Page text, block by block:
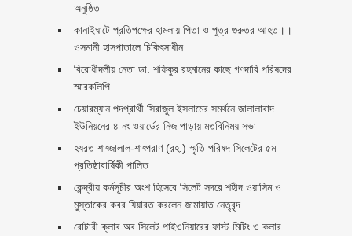
অনুষ্ঠিত
কানাইঘাটে প্রতিপক্ষের হামলায় পিতা ও পুত্র গুরুতর আহত।।
ওসমানী হাসপাতালে চিকিৎসাধীন
বিরোধীদলীয় নেতা ডা. শফিকুর রহমানের কাছে গণদাবি পরিষদের
স্মারকলিপি ‎
চেয়ারম্যান পদপ্রার্থী সিরাজুল ইসলামের সমর্থনে জালালাবাদ
ইউনিয়নের ৪ নং ওয়ার্ডের নিজ পাড়ায় মতবিনিময় সভা
হযরত শাহ্জালাল-শাহ্পরাণ (রহ.) স্মৃতি পরিষদ সিলেটের ৫ম
প্রতিষ্ঠাবার্ষিকী পালিত ‎​
কেন্দ্রীয় কর্মসূচীর অংশ হিসেবে সিলেট সদরে শহীদ ওয়াসিম ও
মুস্তাকের কবর যিয়ারত করলেন জামায়াত নেতৃবৃন্দ ‎
রোটারী ক্লাব অব সিলেট পাইওনিয়ারের ফাস্ট মিটিং ও কলার